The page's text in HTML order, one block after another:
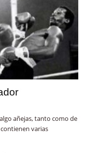
algo añejas, tanto como de
varias